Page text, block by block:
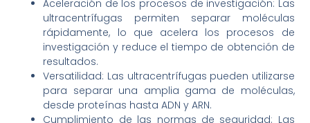
Aceleración de los procesos de investigación: Las
ultracentrífugas permiten separar moléculas
rápidamente, lo que acelera los procesos de
investigación y reduce el tiempo de obtención de
resultados.
Versatilidad: Las ultracentrífugas pueden utilizarse
para separar una amplia gama de moléculas,
desde proteínas hasta ADN y ARN.
Cumplimiento de las normas de seguridad: Las